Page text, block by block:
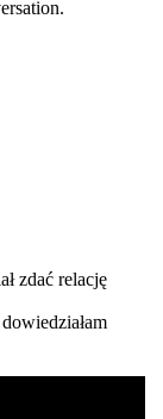
zdać relację